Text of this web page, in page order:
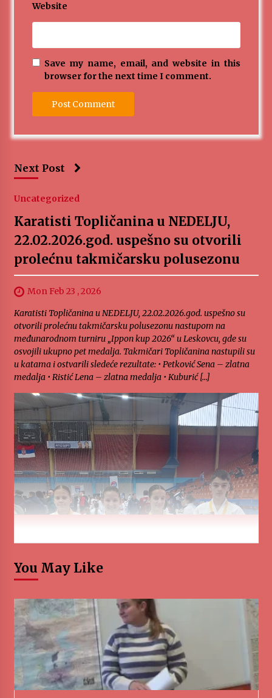
Website
Save my name, email, and website in this
browser for the next time I comment.
Next Post
Uncategorized
Karatisti Topličanina u NEDELJU,
22.02.2026.god. uspešno su otvorili
prolećnu takmičarsku polusezonu
Mon Feb 23 , 2026
Karatisti Topličanina u NEDELJU, 22.02.2026.god. uspešno su
otvorili prolećnu takmičarsku polusezonu nastupom na
međunarodnom turniru „Ippon kup 2026“ u Leskovcu, gde su
osvojili ukupno pet medalja. Takmičari Topličanina nastupili su
u katama i ostvarili sledeće rezultate: • Petković Sena – zlatna
medalja • Ristić Lena – zlatna medalja • Kuburić […]
You May Like